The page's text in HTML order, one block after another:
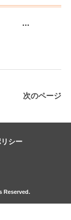
…
次のページ
シー
Reserved.